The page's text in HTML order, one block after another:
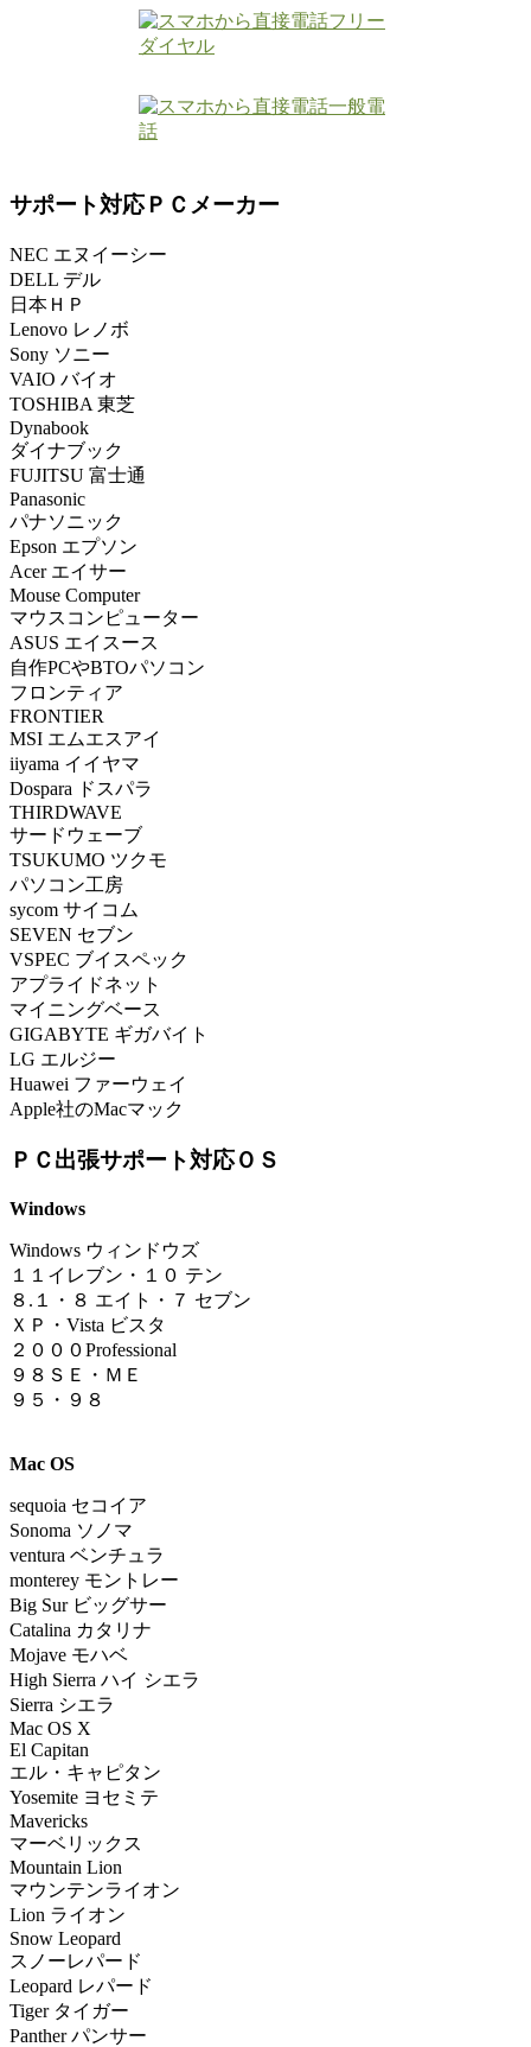
サポート対応ＰＣメーカー
NEC エヌイーシー
DELL デル
日本ＨＰ
Lenovo レノボ
Sony ソニー
VAIO バイオ
TOSHIBA 東芝
Dynabook
ダイナブック
FUJITSU 富士通
Panasonic
パナソニック
Epson エプソン
Acer エイサー
Mouse Computer
マウスコンピューター
ASUS エイスース
自作PCやBTOパソコン
フロンティア
FRONTIER
MSI エムエスアイ
iiyama イイヤマ
Dospara ドスパラ
THIRDWAVE
サードウェーブ
TSUKUMO ツクモ
パソコン工房
sycom サイコム
SEVEN セブン
VSPEC ブイスペック
アプライドネット
マイニングベース
GIGABYTE ギガバイト
LG エルジー
Huawei ファーウェイ
Apple社のMacマック
ＰＣ出張サポート対応ＯＳ
Windows
Windows ウィンドウズ
１
１イレブン ・ １０ テン
８.１
・ ８ エイト・７ セブン
ＸＰ・Vista ビスタ
２０００Professional
９８ＳＥ・ＭＥ
９５・９８
Mac OS
sequoia セコイア
Sonoma ソノマ
ventura ベンチュラ
monterey モントレー
Big Sur ビッグサー
Catalina カタリナ
Mojave モハベ
High Sierra ハイ シエラ
Sierra シエラ
Mac OS X
El Capitan
エル・キャピタン
Yosemite ヨセミテ
Mavericks
マーベリックス
Mountain Lion
マウンテンライオン
Lion ライオン
Snow Leopard
スノーレパード
Leopard レパード
Tiger タイガー
Panther パンサー